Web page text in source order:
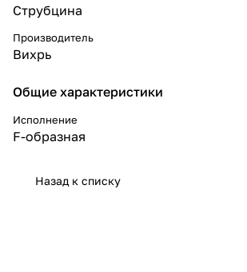
Струбцина
Производитель
Вихрь
Общие характеристики
Исполнение
F-образная
Назад к списку